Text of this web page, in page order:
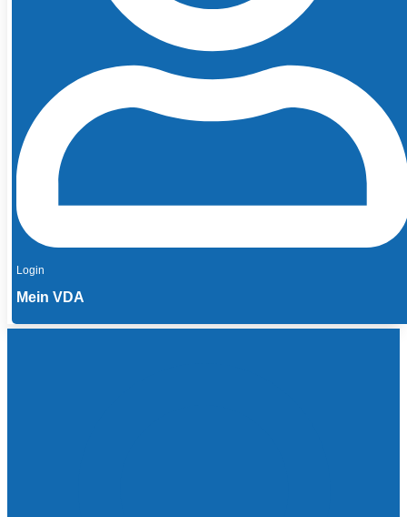
Login
Mein VDA